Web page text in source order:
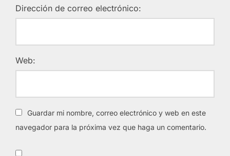
Dirección de correo electrónico:
Web:
Guardar mi nombre, correo electrónico y web en este
navegador para la próxima vez que haga un comentario.